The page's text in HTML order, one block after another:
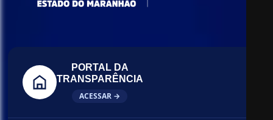
PORTAL DA
TRANSPARÊNCIA
ACESSAR →